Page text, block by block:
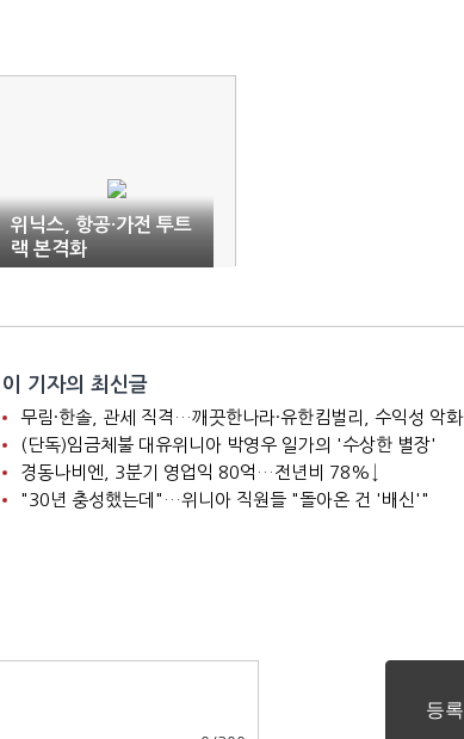
위닉스, 항공·가전 투트
랙 본격화
이 기자의 최신글
무림·한솔, 관세 직격…깨끗한나라·유한킴벌리, 수익성 악화
(단독)임금체불 대유위니아 박영우 일가의 '수상한 별장'
경동나비엔, 3분기 영업익 80억…전년비 78%↓
"30년 충성했는데"…위니아 직원들 "돌아온 건 '배신'"